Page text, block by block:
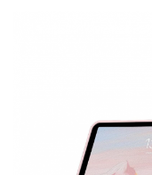
Iluminat & Electrice